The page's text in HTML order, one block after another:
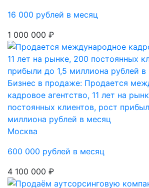
16 000 рублей в месяц
1 000 000 ₽
Бизнес в продаже: Продается
кадровое агентство, 11 лет на
постоянных клиентов, рост
миллиона рублей в месяц
Москва
600 000 рублей в месяц
4 100 000 ₽